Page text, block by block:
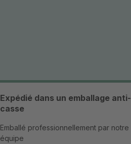
Expédié dans un emballage anti-
casse
Emballé professionnellement par notre
équipe